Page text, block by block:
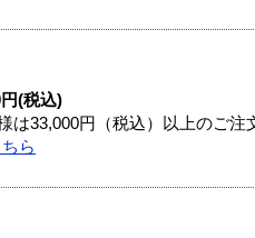
(税込)
33,000円（税込）以上のご注
ら